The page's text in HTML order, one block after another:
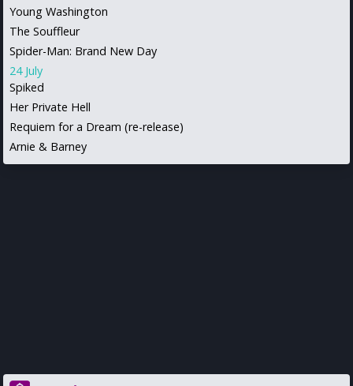
Young Washington
The Souffleur
Spider-Man: Brand New Day
24 July
Spiked
Her Private Hell
Requiem for a Dream (re-release)
Arnie & Barney